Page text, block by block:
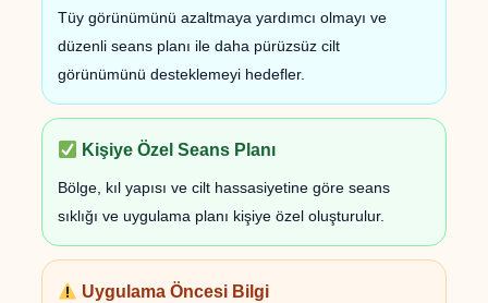
Tüy görünümünü azaltmaya yardımcı olmayı ve
düzenli seans planı ile daha pürüzsüz cilt
görünümünü desteklemeyi hedefler.
Kişiye Özel Seans Planı
Bölge, kıl yapısı ve cilt hassasiyetine göre seans
sıklığı ve uygulama planı kişiye özel oluşturulur.
Uygulama Öncesi Bilgi